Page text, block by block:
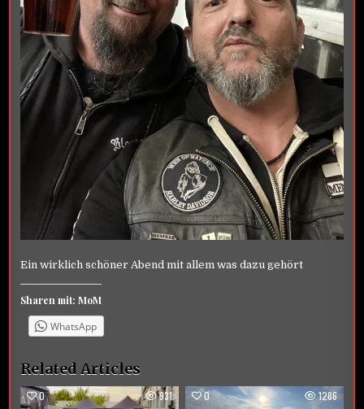
Ein wirklich schöner Abend mit allem was dazu gehört
Sharen mit: MoM
WhatsApp
Related Articles
0 931 0 1286